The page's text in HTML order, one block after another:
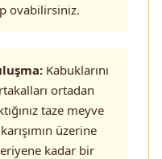
ovabilirsiniz.
Kabuklarını
ortadan
taze meyve
üzerine
kadar bir